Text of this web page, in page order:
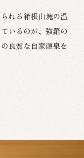
れる箱根山塊の温
いるのが、強羅の
良質な自家源泉を